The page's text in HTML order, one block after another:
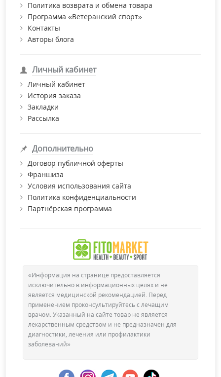
без фтора для беременных, людей с чувствительными
зубами и деснами;
со спиртом или без него (для людей с повышенной
сухостью во рту);
запахов;
на травах и с эфирными маслами;
детские, с заботой о первых зубах.
Как правильно использовать
ополаскиватель?
Существует ряд правил, по которым проводится полоскание
ротовой полости, чтобы избежать негативного влияния этой
процедуры. Слишком частое применение жидкости для
ополаскивания или неграмотный ее выбор может
значительно ухудшить состояние зубов. Итак, вам следует:
Полоскать зубы после чистки зубов, чтобы продлить
В течении 20-30 минут после гигиенических процедур
Политика возврата и обмена товара
Программа «Ветеранский спорт»
Контакты
Авторы блога
Личный кабинет
Личный кабинет
История заказа
Закладки
Рассылка
Дополнительно
Договор публичной оферты
Франшиза
Условия использования сайта
Политика конфиденциальности
Партнёрская программа
«Информация на странице предоставляется
исключительно в информационных целях и не
является медицинской рекомендацией. Перед
применением проконсультируйтесь с лечащим
врачом. Указанный на сайте товар не является
лекарственным средством и не предназначен для
диагностики, лечения или профилактики
заболеваний»